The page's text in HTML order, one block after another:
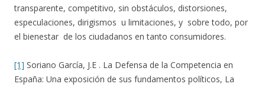
transparente, competitivo, sin obstáculos, distorsiones,
especulaciones, dirigismos u limitaciones, y sobre todo, por
el bienestar de los ciudadanos en tanto consumidores.
[1] Soriano García, J.E . La Defensa de la Competencia en
España: Una exposición de sus fundamentos políticos, La